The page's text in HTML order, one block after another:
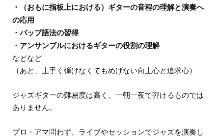
・（おもに指板上における）ギターの音程の理解と演奏へ
の応用
・バップ語法の習得
・アンサンブルにおけるギターの役割の理解
などなど
（あと、上手く弾けなくてもめげない向上心と追求心）
ジャズギターの難易度は高く、一朝一夜で弾けるものでは
ありません。
プロ・アマ問わず、ライブやセッションでジャズを演奏し